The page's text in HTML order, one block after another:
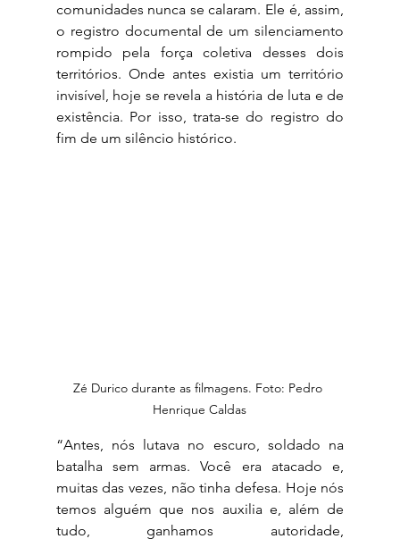
comunidades nunca se calaram. Ele é, assim,
o registro documental de um silenciamento
rompido pela força coletiva desses dois
territórios. Onde antes existia um território
invisível, hoje se revela a história de luta e de
existência. Por isso, trata-se do registro do
fim de um silêncio histórico.
Zé Durico durante as filmagens. Foto: Pedro
Henrique Caldas
“Antes, nós lutava no escuro, soldado na
batalha sem armas. Você era atacado e,
muitas das vezes, não tinha defesa. Hoje nós
temos alguém que nos auxilia e, além de
tudo, ganhamos autoridade,